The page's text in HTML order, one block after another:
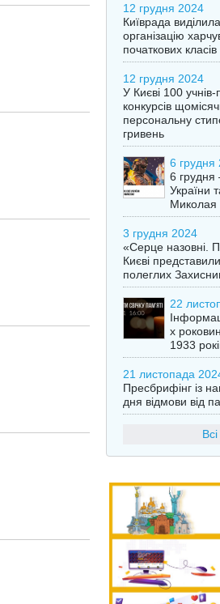
12 грудня 2024
Київрада
організацію
початкових класів
12 грудня 2024
У Києві 100 учнів-
конкурсів
персональну
гривень
6 грудня
6
України
Миколая
3 грудня 2024
«Серце назовні.
Києві
полеглих
22
х
1933
21 листопада
Пресбрифінг із
дня відмови від